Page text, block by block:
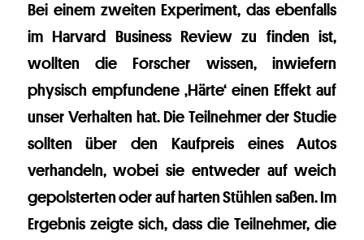
Bei einem zweiten Experiment, das ebenfalls
im Harvard Business Review zu finden ist,
wollten die Forscher wissen, inwiefern
physisch empfundene ‚Härte‘ einen Effekt auf
unser Verhalten hat. Die Teilnehmer der Studie
sollten über den Kaufpreis eines Autos
verhandeln, wobei sie entweder auf weich
gepolsterten oder auf harten Stühlen saßen. Im
Ergebnis zeigte sich, dass die Teilnehmer, die